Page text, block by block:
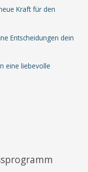
Kraft für den
Entscheidungen dein
eine liebevolle